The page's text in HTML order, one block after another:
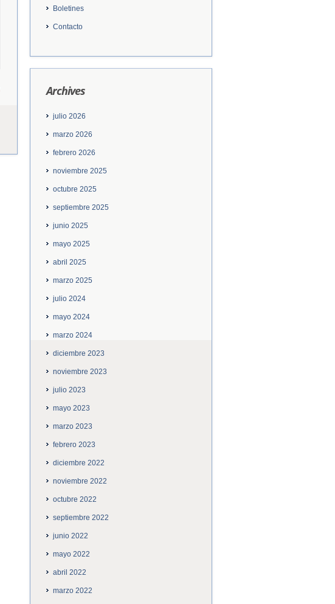
Boletines
Contacto
Archives
julio 2026
marzo 2026
febrero 2026
noviembre 2025
octubre 2025
septiembre 2025
junio 2025
mayo 2025
abril 2025
marzo 2025
julio 2024
mayo 2024
marzo 2024
diciembre 2023
noviembre 2023
julio 2023
mayo 2023
marzo 2023
febrero 2023
diciembre 2022
noviembre 2022
octubre 2022
septiembre 2022
junio 2022
mayo 2022
abril 2022
marzo 2022